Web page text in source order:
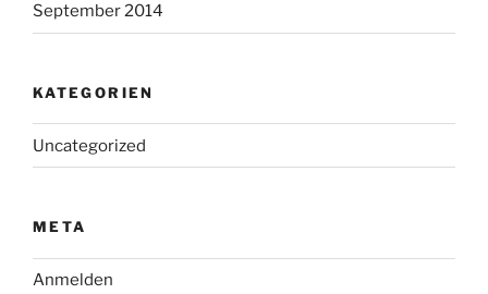
September 2014
KATEGORIEN
Uncategorized
META
Anmelden